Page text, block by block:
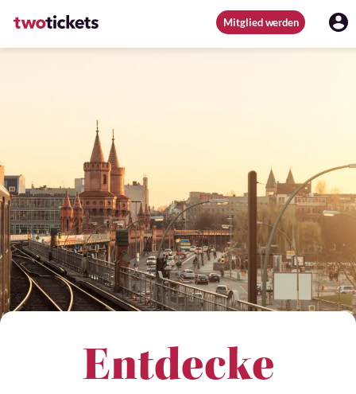
Mitglied werden
Entdecke